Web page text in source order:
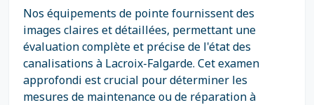
Nos équipements de pointe fournissent des
images claires et détaillées, permettant une
évaluation complète et précise de l'état des
canalisations à Lacroix-Falgarde. Cet examen
approfondi est crucial pour déterminer les
mesures de maintenance ou de réparation à